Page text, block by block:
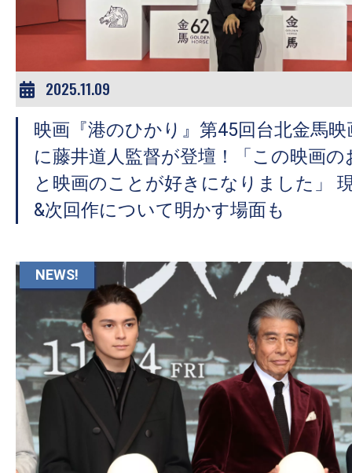
2025.11.09
映画『港のひかり』第45回台北金馬
に藤井道人監督が登壇！「この映画
と映画のことが好きになりました」
&次回作について明かす場面も
NEWS!